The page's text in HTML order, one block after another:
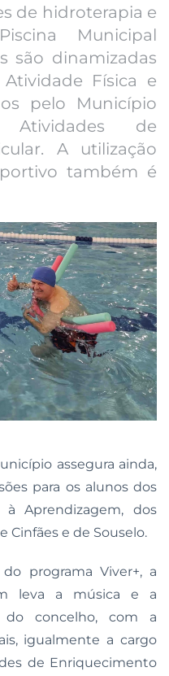
de hidroterapia e
Municipal
são dinamizadas
Física e
pelo Município
de
A utilização
também é
assegura ainda,
para os alunos dos
Aprendizagem, dos
Cinfães e de Souselo.
programa Viver+, a
leva a música e a
do concelho, com a
igualmente a cargo
de Enriquecimento